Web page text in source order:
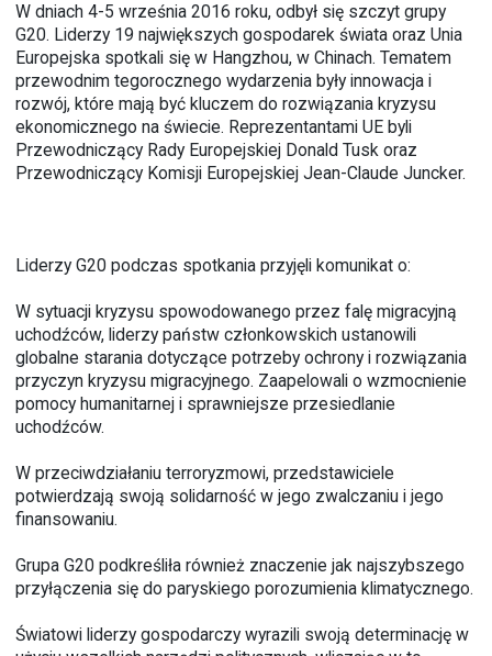
W dniach 4-5 września 2016 roku, odbył się szczyt grupy
G20. Liderzy 19 największych gospodarek świata oraz Unia
Europejska spotkali się w Hangzhou, w Chinach. Tematem
przewodnim tegorocznego wydarzenia były innowacja i
rozwój, które mają być kluczem do rozwiązania kryzysu
ekonomicznego na świecie. Reprezentantami UE byli
Przewodniczący Rady Europejskiej Donald Tusk oraz
Przewodniczący Komisji Europejskiej Jean-Claude Juncker.
Liderzy G20 podczas spotkania przyjęli komunikat o:
W sytuacji kryzysu spowodowanego przez falę migracyjną
uchodźców, liderzy państw członkowskich ustanowili
globalne starania dotyczące potrzeby ochrony i rozwiązania
przyczyn kryzysu migracyjnego. Zaapelowali o wzmocnienie
pomocy humanitarnej i sprawniejsze przesiedlanie
uchodźców.
W przeciwdziałaniu terroryzmowi, przedstawiciele
potwierdzają swoją solidarność w jego zwalczaniu i jego
finansowaniu.
Grupa G20 podkreśliła również znaczenie jak najszybszego
przyłączenia się do paryskiego porozumienia klimatycznego.
Światowi liderzy gospodarczy wyrazili swoją determinację w